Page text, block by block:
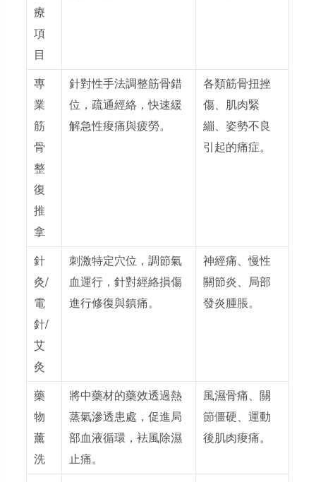
療
項
目
專
業
筋
骨
整
復
推
拿
針對性手法調整筋骨錯
位，疏通經絡，快速緩
解急性痠痛與疲勞。
各類筋骨扭挫
傷、肌肉緊
繃、姿勢不良
引起的痛症。
針
灸/
電
針/
艾
灸
刺激特定穴位，調節氣
血運行，針對經絡損傷
進行修復與鎮痛。
神經痛、慢性
關節炎、局部
發炎腫脹。
藥
物
薰
洗
將中藥材的藥效透過熱
蒸氣滲透患處，促進局
部血液循環，袪風除濕
止痛。
風濕骨痛、關
節僵硬、運動
後肌肉痠痛。